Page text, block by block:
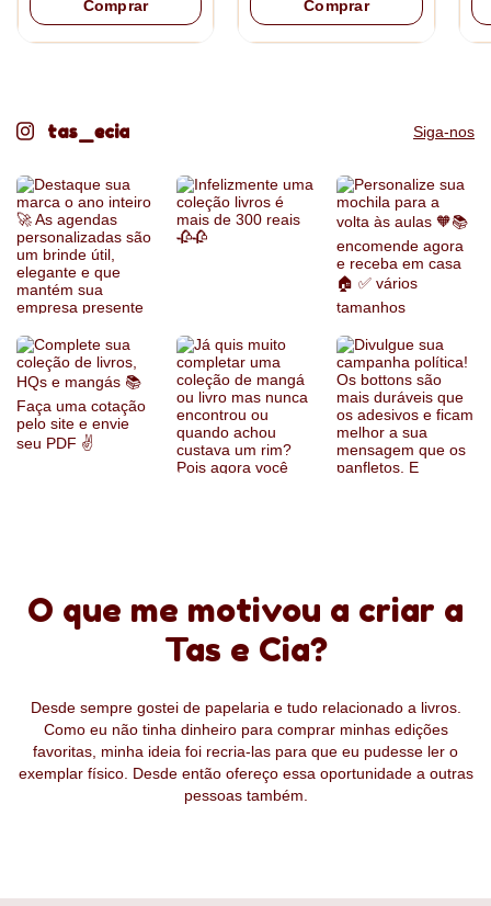
pagamento).
Comprar Comprar
tas_ecia Siga-nos
O que me motivou a criar a
Tas e Cia?
Desde sempre gostei de papelaria e tudo relacionado a livros.
Como eu não tinha dinheiro para comprar minhas edições
favoritas, minha ideia foi recria-las para que eu pudesse ler o
exemplar físico. Desde então ofereço essa oportunidade a outras
pessoas também.